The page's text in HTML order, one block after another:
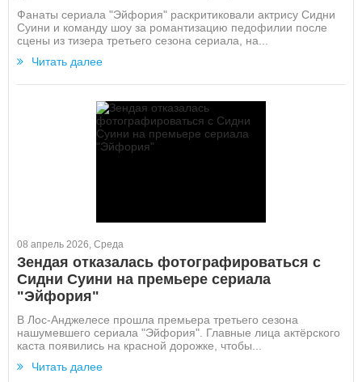
Фанаты сериала "Эйфория" раскритиковали актрису Сидни
Суини и команду шоу за романтизацию педофилии после
сцены из тизера третьего сезона сериала, на...
Читать далее
08 апрель 2026, Среда
Зендая отказалась фотографироваться с
Сидни Суини на премьере сериала
"Эйфория"
В Лос-Анджелесе прошла премьера третьего сезона
нашумевшего сериала "Эйфория". Главные лица актёрского
каста появились на красной дорожке, чтобы...
Читать далее